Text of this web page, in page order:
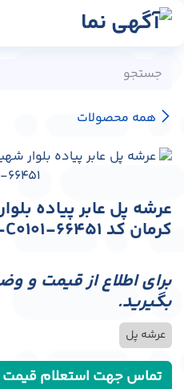
پرش به محتوا
همه محصولات
عرشه پل عابر پیاده
کرمان کد AA-C0101-66451
برای اطلاع از قیمت و
بگیرید.
عرشه پل
تماس جهت استعلام قیمت